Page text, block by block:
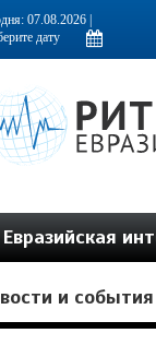
посвященное
07.08.2026 |
Евразийская
и события